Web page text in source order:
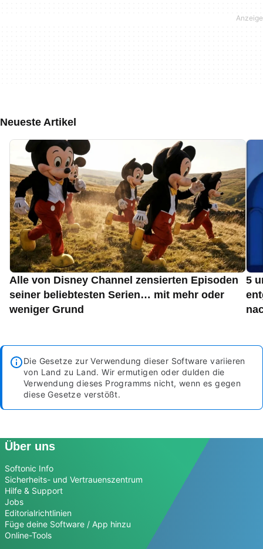
Neueste Artikel
Alle von Disney Channel zensierten Episoden
seiner beliebtesten Serien… mit mehr oder
weniger Grund
5
Die Gesetze zur Verwendung dieser Software variieren
von Land zu Land. Wir ermutigen oder dulden die
Verwendung dieses Programms nicht, wenn es gegen
diese Gesetze verstößt.
Über uns
Softonic Info
Sicherheits- und Vertrauenszentrum
Hilfe & Support
Jobs
Editorialrichtlinien
Füge deine Software / App hinzu
Online-Tools